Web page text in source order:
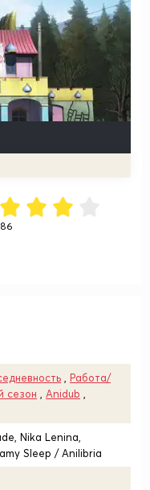
Работа/
сезон Anidub
Nika Lenina,
Sleep / Anilibria